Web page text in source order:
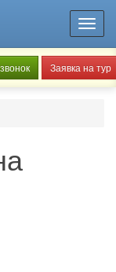
Заявка на тур